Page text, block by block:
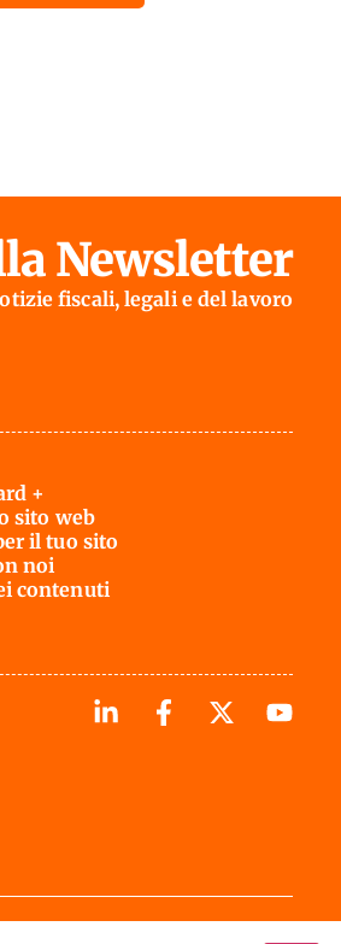
Newsletter
fiscali, legali e del lavoro
+
sito web
il tuo sito
noi
contenuti